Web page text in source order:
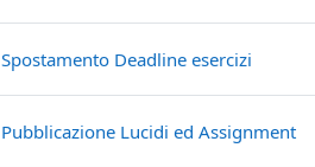
Spostamento Deadline esercizi
Pubblicazione Lucidi ed Assignment